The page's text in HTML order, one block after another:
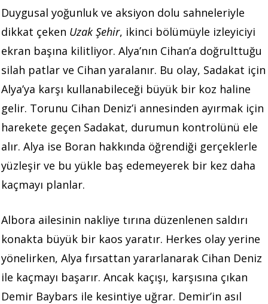
Duygusal yoğunluk ve aksiyon dolu sahneleriyle
dikkat çeken Uzak Şehir, ikinci bölümüyle izleyiciyi
ekran başına kilitliyor. Alya’nın Cihan’a doğrulttuğu
silah patlar ve Cihan yaralanır. Bu olay, Sadakat için
Alya’ya karşı kullanabileceği büyük bir koz haline
gelir. Torunu Cihan Deniz’i annesinden ayırmak için
harekete geçen Sadakat, durumun kontrolünü ele
alır. Alya ise Boran hakkında öğrendiği gerçeklerle
yüzleşir ve bu yükle baş edemeyerek bir kez daha
kaçmayı planlar.
Albora ailesinin nakliye tırına düzenlenen saldırı
konakta büyük bir kaos yaratır. Herkes olay yerine
yönelirken, Alya fırsattan yararlanarak Cihan Deniz
ile kaçmayı başarır. Ancak kaçışı, karşısına çıkan
Demir Baybars ile kesintiye uğrar. Demir’in asıl